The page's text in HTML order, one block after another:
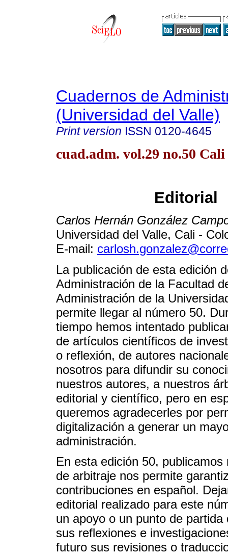
Cuadernos de
(Universidad del Valle)
Print version ISSN 0120-4645
cuad.adm. vol.29 no.50
Editorial
Carlos Hernán González
Universidad del Valle, Cali -
E-mail:
La publicación de esta edición
Administración de la Facultad
Administración de la
permite llegar al número 50.
tiempo hemos intentado
de artículos científicos de
o reflexión, de autores
nosotros para difundir su
nuestros autores, a nuestros
editorial y científico, pero en
queremos agradecerles por
digitalización a generar un
administración.
En esta edición 50,
de arbitraje nos permite
contribuciones en español.
editorial realizado para este
un apoyo o un punto de
sus reflexiones e
futuro sus revisiones o